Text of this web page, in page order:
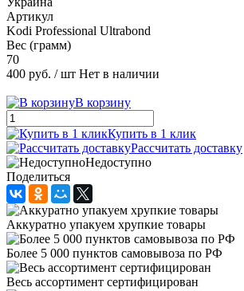
Артикул
Kodi Professional Ultrabond
Вес (грамм)
70
400 руб. / шт Нет в наличии
В корзину
Купить в 1 клик
Рассчитать доставку
Недоступно
Поделиться
Аккуратно упакуем хрупкие товары
Более 5 000 пунктов самовывоза по РФ
Весь ассортимент сертифицирован